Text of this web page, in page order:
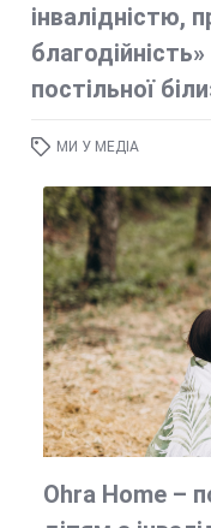
інвалідністю,
постільної
МИ У МЕДІА
Ohra Home –